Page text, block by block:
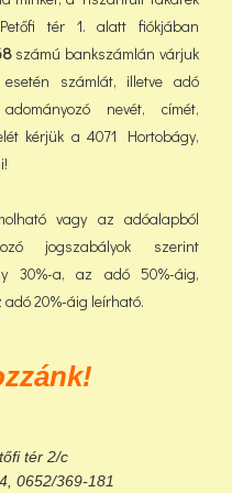
Petőfi tér 1. alatt fiókjában
számú bankszámlán várjuk
számlát, illetve adó
nevét, címét,
kérjük a 4071 Hortobágy,
vagy az adóalapból
jogszabályok szerint
30%-a, az adó 50%-áig,
20%-áig leírható.
tér 2/c
0652/369-181